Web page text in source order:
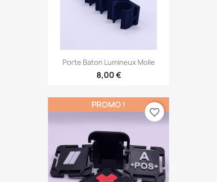
Porte Baton Lumineux Molle
8,00 €
PROMO !
favorite_border